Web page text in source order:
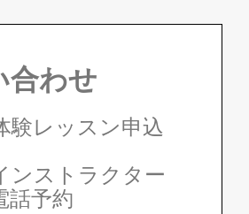
合わせ
験レッスン申込
ンストラクター
話予約